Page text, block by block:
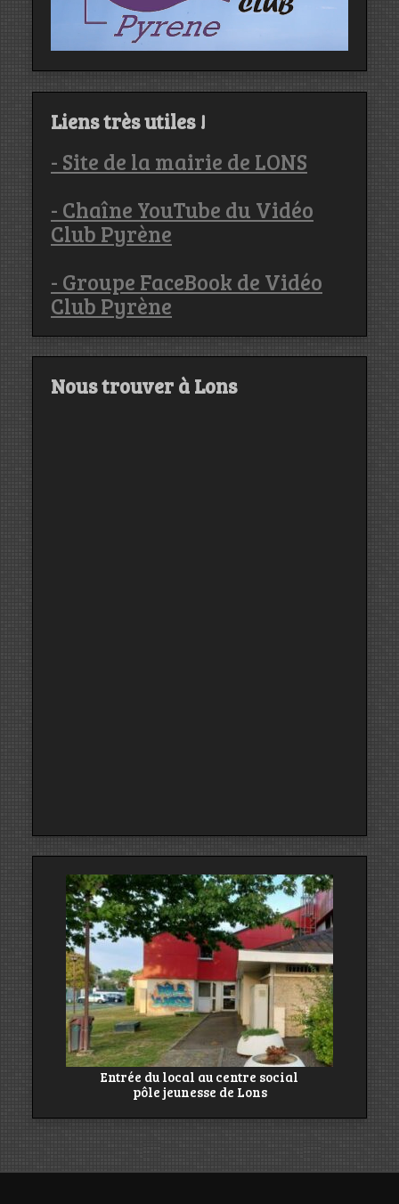
Liens très utiles !
- Site de la mairie de LONS
- Chaîne YouTube du Vidéo
Club Pyrène
- Groupe FaceBook de Vidéo
Club Pyrène
Nous trouver à Lons
Entrée du local au centre social
pôle jeunesse de Lons